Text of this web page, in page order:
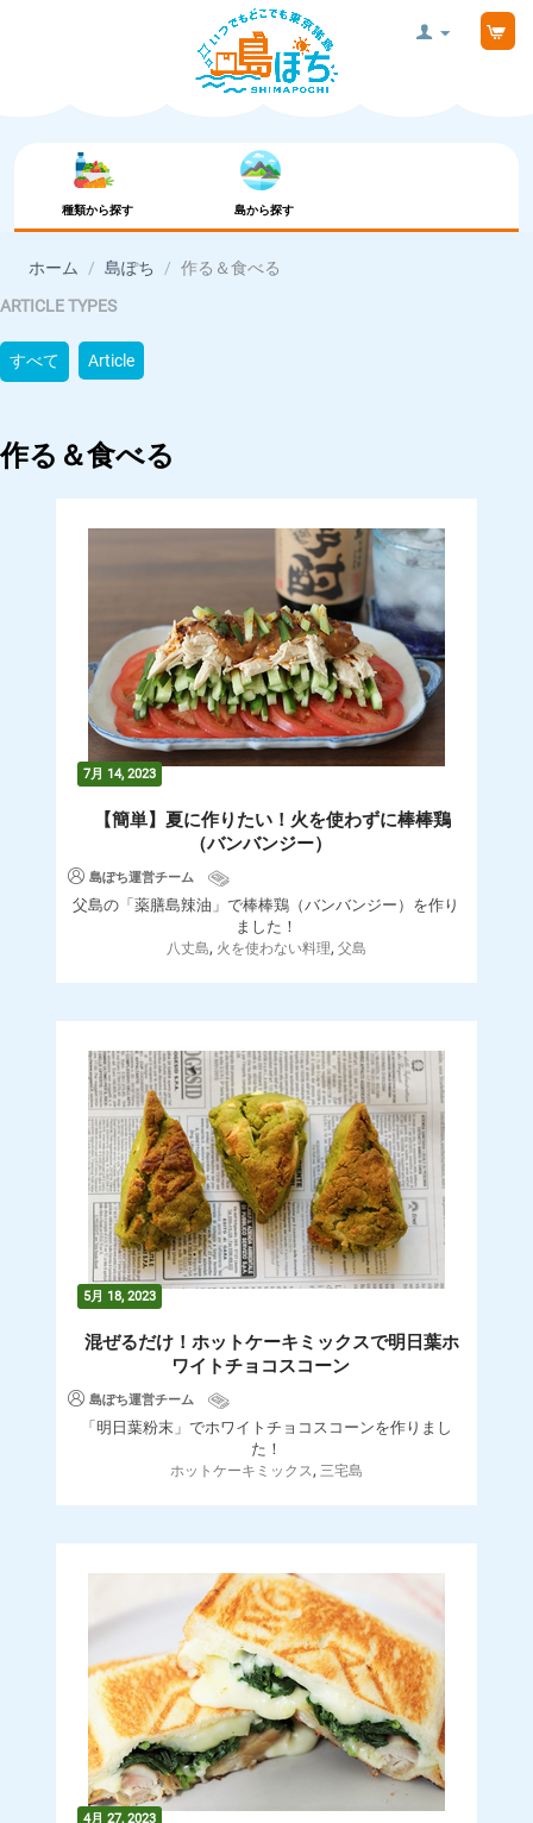
種類から探す 島から探す
ホーム / 島ぽち / 作る＆食べる
ARTICLE TYPES
すべて Article
作る＆食べる
7月 14, 2023
【簡単】夏に作りたい！火を使わずに棒棒鶏
（バンバンジー）
島ぽち運営チーム
父島の「薬膳島辣油」で棒棒鶏（バンバンジー）を作り
ました！
八丈島, 火を使わない料理, 父島
5月 18, 2023
混ぜるだけ！ホットケーキミックスで明日葉ホ
ワイトチョコスコーン
島ぽち運営チーム
「明日葉粉末」でホワイトチョコスコーンを作りまし
た！
ホットケーキミックス , 三宅島
4月 27, 2023